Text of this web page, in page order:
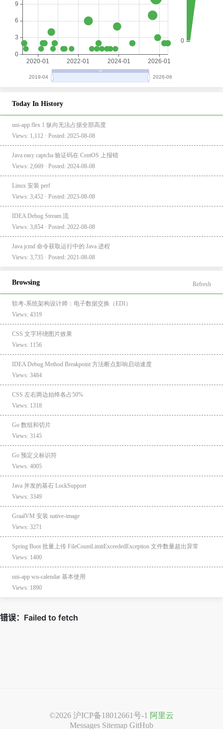
Today In History
uni-app flex 1 纵向无法占据全部高度
Views: 1,112 · Posted: 2025-08-08
Java easy captcha 验证码在 CentOS 上报错
Views: 2,669 · Posted: 2024-08-08
Linux 安装 perf
Views: 3,452 · Posted: 2023-08-08
IDEA Debug Stream 流
Views: 3,854 · Posted: 2022-08-08
Java jcmd 命令获取运行中的 Java 进程
Views: 3,735 · Posted: 2021-08-08
Browsing Refresh
软考-系统架构设计师：电子数据交换（EDI）
Views: 4319
CSS 文字环绕图片效果
Views: 1156
IDEA Debug Method Breakpoint 方法断点影响启动速度
Views: 3484
CSS 左右两边始终各占50%
Views: 1318
Go 数组和切片
Views: 3145
Go 预定义标识符
Views: 4005
Java 并发的基石 LockSupport
Views: 3349
GraalVM 安装 native-image
Views: 3271
Spring Boot 批量上传 FileCountLimitExceededException 文件数量超出异常
Views: 1400
uni-app wu-calendar 基本使用
Views: 1890
©2026 沪ICP备18012661号-1 阿里云
Messages Sitemap GitHub